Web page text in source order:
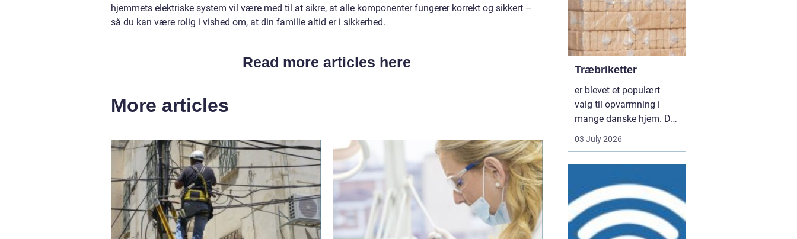
hjemmets elektriske system vil være med til at sikre, at alle komponenter fungerer korrekt og sikkert –
så du kan være rolig i vished om, at din familie altid er i sikkerhed.
Read more articles here
More articles
Træbriketter
er blevet et populært
valg til opvarmning i
mange danske hjem. De
er nemme at håndtere,
giver en høj varme og
almindeligt brænde.
Samtidig kan de udnytte
resttræ fra træindustrien,
som ellers ville gå til
03 July 2026